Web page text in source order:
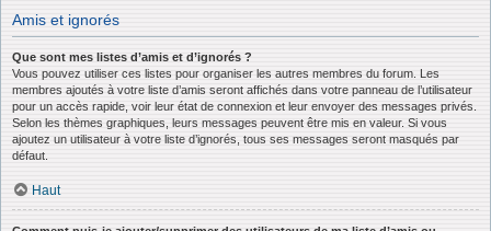
Amis et ignorés
Que sont mes listes d’amis et d’ignorés ?
Vous pouvez utiliser ces listes pour organiser les autres membres du forum. Les
membres ajoutés à votre liste d’amis seront affichés dans votre panneau de l’utilisateur
pour un accès rapide, voir leur état de connexion et leur envoyer des messages privés.
Selon les thèmes graphiques, leurs messages peuvent être mis en valeur. Si vous
ajoutez un utilisateur à votre liste d’ignorés, tous ses messages seront masqués par
défaut.
Haut